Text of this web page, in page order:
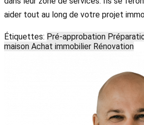
aider tout au long de votre projet
Étiquettes: Pré-approbation
maison Achat immobilier Rénovation